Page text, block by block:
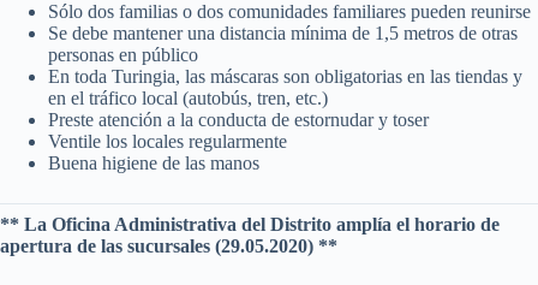
Sólo dos familias o dos comunidades familiares pueden reunirse
Se debe mantener una distancia mínima de 1,5 metros de otras
personas en público
En toda Turingia, las máscaras son obligatorias en las tiendas y
en el tráfico local (autobús, tren, etc.)
Preste atención a la conducta de estornudar y toser
Ventile los locales regularmente
Buena higiene de las manos
** La Oficina Administrativa del Distrito amplía el horario de
apertura de las sucursales (29.05.2020) **